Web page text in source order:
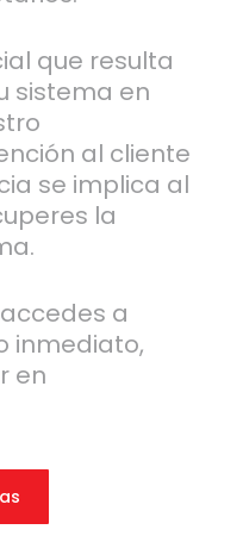
que resulta
sistema en
al cliente
se implica al
la
a
inmediato,
en